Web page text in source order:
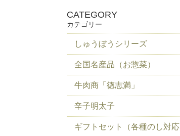
CATEGORY
カテゴリー
しゅうぼうシリーズ
全国名産品（お惣菜）
牛肉商「徳志満」
辛子明太子
ギフトセット（各種のし対応